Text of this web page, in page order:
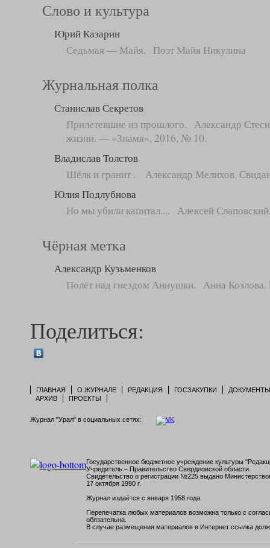
Слово и культура
Юрий Казарин
Седьмая — Майя. Поэт Майя Никулина
Журнальная полка
Станислав Секретов
Прилетевшие из прошлого. Александр
жизни. — «Знамя», 2016, № 10.
Владислав Толстов
Шёлк и гранит . Александр Мелихов.
Юлия Подлубнова
Но мы убили капитал.... Алексей
Чёрная метка
Александр Кузьменков
Полёт над гнездом Аннушки. Анна
Поделиться:
ГЛАВНАЯ О ЖУРНАЛЕ РЕДАКЦИЯ ГОСЗАКУПКИ
ДОКУМЕНТЫ
АРХИВ
ПРОЕКТЫ
Журнал "Урал" в социальных сетях:
Государственное бюджетное учреждение культуры
Учредитель – Правительство Свердловской области.
Свидетельство о регистрации №225 выдано
17 октября 1990 г.
Журнал издаётся с января 1958 года.
Перепечатка любых материалов возможна только с
обязательна.
В случае размещения материалов в Интернет ссылка